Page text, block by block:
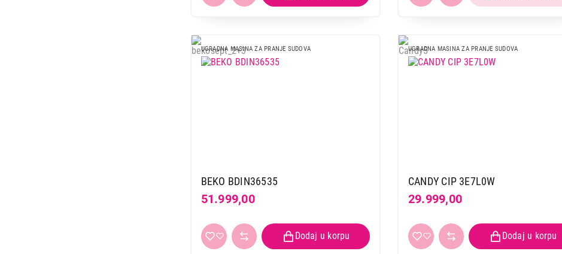
UGRADNA MASINA ZA PRANJE SUDOVA
BEKO BDIN36535
51.999,00
UGRADNA MASINA ZA PRANJE SUDOVA
CANDY CIP 3E7L0W
29.999,00
Nastavi kupovinu